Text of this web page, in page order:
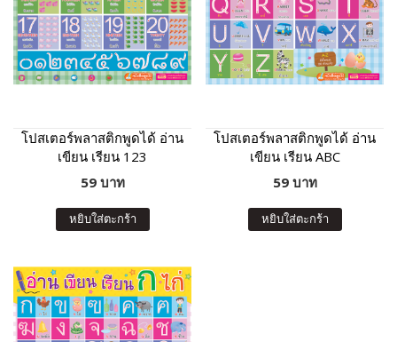
โปสเตอร์พลาสติกพูดได้ อ่าน
เขียน เรียน 123
59 บาท
หยิบใส่ตะกร้า
โปสเตอร์พลาสติกพูดได้ อ่าน
เขียน เรียน ABC
59 บาท
หยิบใส่ตะกร้า